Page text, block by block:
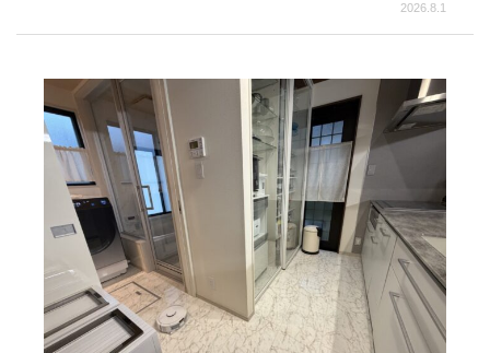
2026.8.1